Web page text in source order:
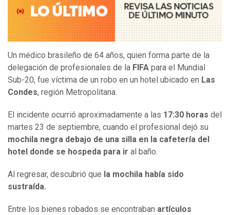
Un médico brasileño de 64 años, quien forma parte de la
delegación de profesionales de la FIFA para el Mundial
Sub-20, fue víctima de un robo en un hotel ubicado en Las
Condes, región Metropolitana.
El incidente ocurrió aproximadamente a las 17:30 horas del
martes 23 de septiembre, cuando el profesional dejó su
mochila negra debajo de una silla en la cafetería del
hotel donde se hospeda para ir al baño.
Al regresar, descubrió que la mochila había sido
sustraída.
Entre los bienes robados se encontraban artículos